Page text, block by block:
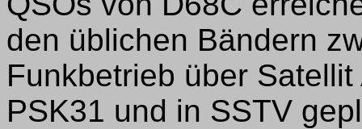
den üblichen Bändern
Funkbetrieb über
PSK31 und in SSTV